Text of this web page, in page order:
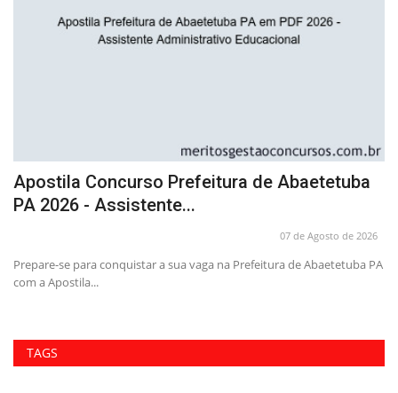
Apostila Concurso Prefeitura de Abaetetuba
PA 2026 - Assistente...
07 de Agosto de 2026
Prepare-se para conquistar a sua vaga na Prefeitura de Abaetetuba PA
com a Apostila...
TAGS